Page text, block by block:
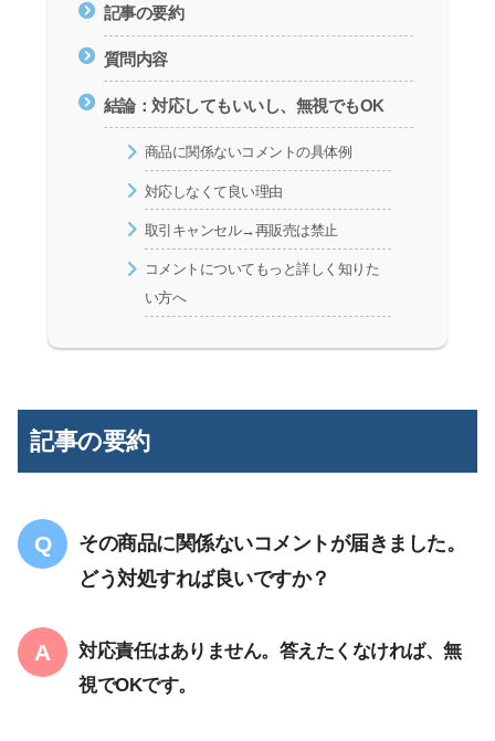
記事の要約
質問内容
結論：対応してもいいし、無視でもOK
商品に関係ないコメントの具体例
対応しなくて良い理由
取引キャンセル→再販売は禁止
コメントについてもっと詳しく知りた
い方へ
記事の要約
その商品に関係ないコメントが届きました。
どう対処すれば良いですか？
対応責任はありません。答えたくなければ、無
視でOKです。